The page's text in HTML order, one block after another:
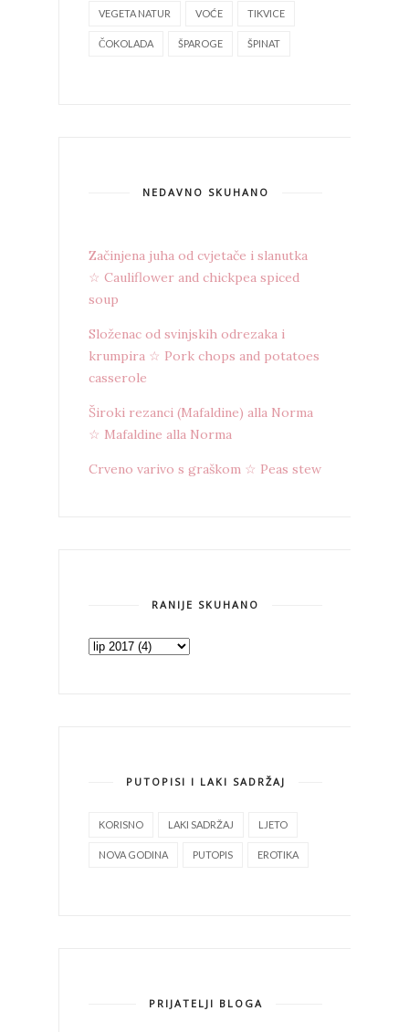
VEGETA NATUR VOĆE TIKVICE
ČOKOLADA ŠPAROGE ŠPINAT
NEDAVNO SKUHANO
Začinjena juha od cvjetače i slanutka
☆ Cauliflower and chickpea spiced
soup
Složenac od svinjskih odrezaka i
krumpira ☆ Pork chops and potatoes
casserole
Široki rezanci (Mafaldine) alla Norma
☆ Mafaldine alla Norma
Crveno varivo s graškom ☆ Peas stew
RANIJE SKUHANO
PUTOPISI I LAKI SADRŽAJ
KORISNO LAKI SADRŽAJ LJETO
NOVA GODINA PUTOPIS EROTIKA
PRIJATELJI BLOGA